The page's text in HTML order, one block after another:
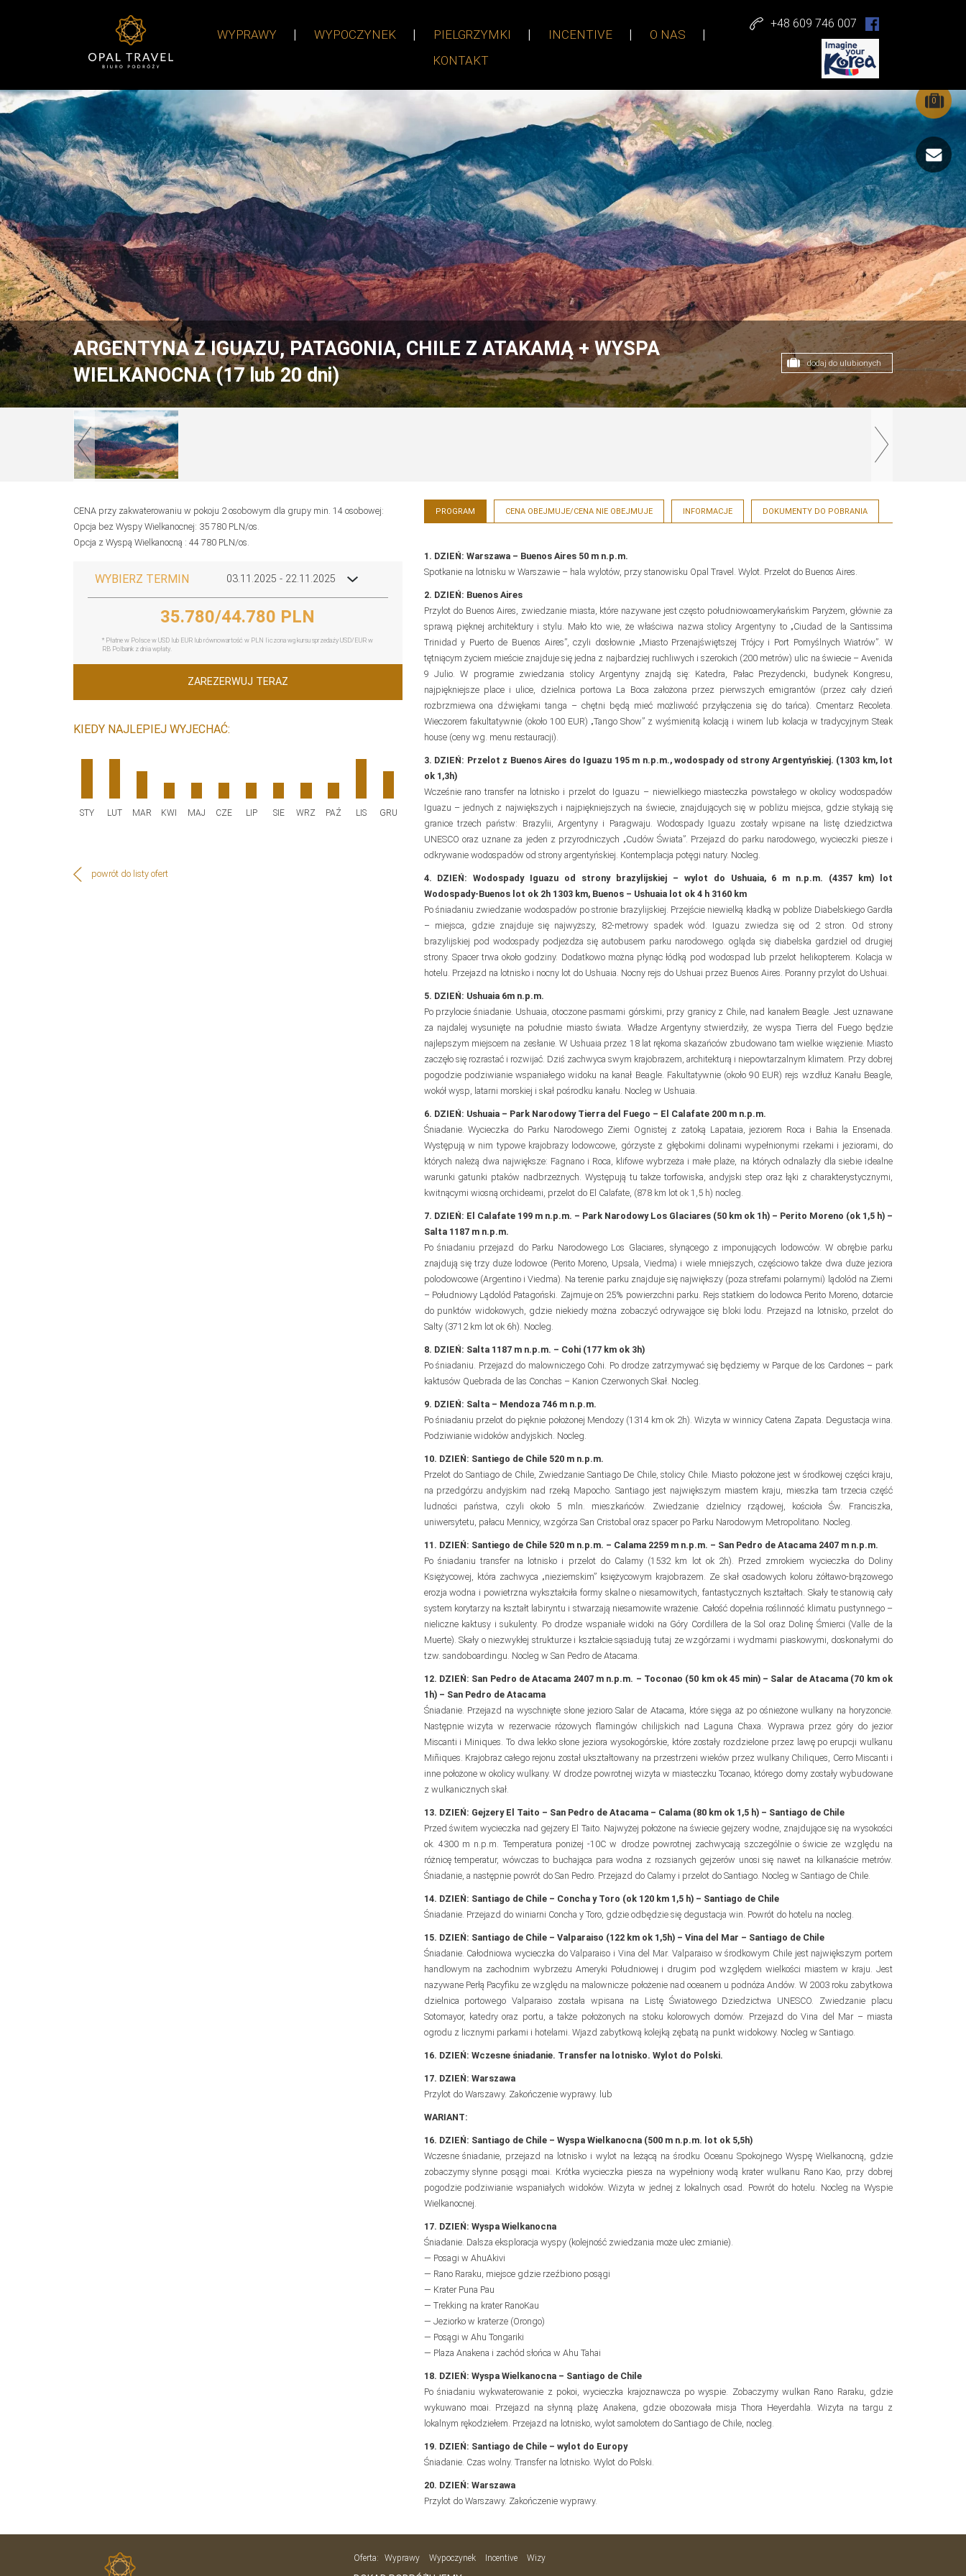
WYPRAWY WYPOCZYNEK PIELGRZYMKI INCENTIVE
O NAS
KONTAKT
+48 609 746 007
0
ARGENTYNA Z IGUAZU, PATAGONIA, CHILE Z ATAKAMĄ + WYSPA
WIELKANOCNA (17 lub 20 dni)
dodaj do ulubionych
CENA przy zakwaterowaniu w pokoju 2 osobowym dla grupy min. 14 osobowej:
Opcja bez Wyspy Wielkanocnej: 35 780 PLN/os.
Opcja z Wyspą Wielkanocną : 44 780 PLN/os.
WYBIERZ TERMIN 03.11.2025 - 22.11.2025
35.780/44.780 PLN
* Płatne w Polsce w USD lub EUR lub równowartość w PLN liczona wg kursu sprzedaży USD/EUR w
RB Polbank z dnia wpłaty.
ZAREZERWUJ TERAZ
KIEDY NAJLEPIEJ WYJECHAĆ:
STY LUT MAR KWI MAJ CZE LIP SIE WRZ PAŹ LIS GRU
powrót do listy ofert
PROGRAM CENA OBEJMUJE/CENA NIE OBEJMUJE INFORMACJE DOKUMENTY DO POBRANIA
1. DZIEŃ: Warszawa – Buenos Aires 50 m n.p.m.
Spotkanie na lotnisku w Warszawie – hala wylotów, przy stanowisku Opal Travel. Wylot. Przelot do Buenos Aires.
2. DZIEŃ: Buenos Aires
Przylot do Buenos Aires, zwiedzanie miasta, które nazywane jest często południowoamerykańskim Paryżem, głównie za
sprawą pięknej architektury i stylu. Mało kto wie, że właściwa nazwa stolicy Argentyny to „Ciudad de la Santissima
Trinidad y Puerto de Buenos Aires”, czyli dosłownie „Miasto Przenajświętszej Trójcy i Port Pomyślnych Wiatrów”. W
tętniącym życiem mieście znajduje się jedna z najbardziej ruchliwych i szerokich (200 metrów) ulic na świecie – Avenida
9 Julio. W programie zwiedzania stolicy Argentyny znajdą się: Katedra, Pałac Prezydencki, budynek Kongresu,
najpiękniejsze place i ulice, dzielnica portowa La Boca założona przez pierwszych emigrantów (przez cały dzień
rozbrzmiewa ona dźwiękami tanga – chętni będą mieć możliwość przyłączenia się do tańca). Cmentarz Recoleta.
Wieczorem fakultatywnie (około 100 EUR) „Tango Show” z wyśmienitą kolacją i winem lub kolacja w tradycyjnym Steak
house (ceny wg. menu restauracji).
3. DZIEŃ: Przelot z Buenos Aires do Iguazu 195 m n.p.m., wodospady od strony Argentyńskiej. (1303 km, lot
ok 1,3h)
Wcześnie rano transfer na lotnisko i przelot do Iguazu – niewielkiego miasteczka powstałego w okolicy wodospadów
Iguazu – jednych z największych i najpiękniejszych na świecie, znajdujących się w pobliżu miejsca, gdzie stykają się
granice trzech państw: Brazylii, Argentyny i Paragwaju. Wodospady Iguazu zostały wpisane na listę dziedzictwa
UNESCO oraz uznane za jeden z przyrodniczych „Cudów Świata”. Przejazd do parku narodowego, wycieczki piesze i
odkrywanie wodospadów od strony argentyńskiej. Kontemplacja potęgi natury. Nocleg.
4. DZIEŃ: Wodospady Iguazu od strony brazylijskiej – wylot do Ushuaia, 6 m n.p.m. (4357 km) lot
Wodospady-Buenos lot ok 2h 1303 km, Buenos – Ushuaia lot ok 4 h 3160 km
Po śniadaniu zwiedzanie wodospadów po stronie brazylijskiej. Przejście niewielką kładką w pobliże Diabelskiego Gardła
– miejsca, gdzie znajduje się najwyższy, 82-metrowy spadek wód. Iguazu zwiedza się od 2 stron. Od strony
brazylijskiej pod wodospady podjeżdża się autobusem parku narodowego. ogląda się diabelska gardziel od drugiej
strony. Spacer trwa około godziny. Dodatkowo można płynąc łódką pod wodospad lub przelot helikopterem. Kolacja w
hotelu. Przejazd na lotnisko i nocny lot do Ushuaia. Nocny rejs do Ushuai przez Buenos Aires. Poranny przylot do Ushuai.
5. DZIEŃ: Ushuaia 6m n.p.m.
Po przylocie śniadanie. Ushuaia, otoczone pasmami górskimi, przy granicy z Chile, nad kanałem Beagle. Jest uznawane
za najdalej wysunięte na południe miasto świata. Władze Argentyny stwierdziły, że wyspa Tierra del Fuego będzie
najlepszym miejscem na zesłanie. W Ushuaia przez 18 lat rękoma skazańców zbudowano tam wielkie więzienie. Miasto
zaczęło się rozrastać i rozwijać. Dziś zachwyca swym krajobrazem, architekturą i niepowtarzalnym klimatem. Przy dobrej
pogodzie podziwianie wspaniałego widoku na kanał Beagle. Fakultatywnie (około 90 EUR) rejs wzdłuż Kanału Beagle,
wokół wysp, latarni morskiej i skał pośrodku kanału. Nocleg w Ushuaia.
6. DZIEŃ: Ushuaia – Park Narodowy Tierra del Fuego – El Calafate 200 m n.p.m.
Śniadanie. Wycieczka do Parku Narodowego Ziemi Ognistej z zatoką Lapataia, jeziorem Roca i Bahia la Ensenada.
Występują w nim typowe krajobrazy lodowcowe, górzyste z głębokimi dolinami wypełnionymi rzekami i jeziorami, do
których należą dwa największe: Fagnano i Roca, klifowe wybrzeża i małe plaże, na których odnalazły dla siebie idealne
warunki gatunki ptaków nadbrzeżnych. Występują tu także torfowiska, andyjski step oraz łąki z charakterystycznymi,
kwitnącymi wiosną orchideami, przelot do El Calafate, (878 km lot ok 1,5 h) nocleg.
7. DZIEŃ: El Calafate 199 m n.p.m. – Park Narodowy Los Glaciares (50 km ok 1h) – Perito Moreno (ok 1,5 h) –
Salta 1187 m n.p.m.
Po śniadaniu przejazd do Parku Narodowego Los Glaciares, słynącego z imponujących lodowców. W obrębie parku
znajdują się trzy duże lodowce (Perito Moreno, Upsala, Viedma) i wiele mniejszych, częściowo także dwa duże jeziora
polodowcowe (Argentino i Viedma). Na terenie parku znajduje się największy (poza strefami polarnymi) lądolód na Ziemi
– Południowy Lądolód Patagoński. Zajmuje on 25% powierzchni parku. Rejs statkiem do lodowca Perito Moreno, dotarcie
do punktów widokowych, gdzie niekiedy można zobaczyć odrywające się bloki lodu. Przejazd na lotnisko, przelot do
Salty (3712 km lot ok 6h). Nocleg.
8. DZIEŃ: Salta 1187 m n.p.m. – Cohi (177 km ok 3h)
Po śniadaniu. Przejazd do malowniczego Cohi. Po drodze zatrzymywać się będziemy w Parque de los Cardones – park
kaktusów Quebrada de las Conchas – Kanion Czerwonych Skał. Nocleg.
9. DZIEŃ: Salta – Mendoza 746 m n.p.m.
Po śniadaniu przelot do pięknie położonej Mendozy (1314 km ok 2h). Wizyta w winnicy Catena Zapata. Degustacja wina.
Podziwianie widoków andyjskich. Nocleg.
10. DZIEŃ: Santiego de Chile 520 m n.p.m.
Przelot do Santiago de Chile, Zwiedzanie Santiago De Chile, stolicy Chile. Miasto położone jest w środkowej części kraju,
na przedgórzu andyjskim nad rzeką Mapocho. Santiago jest największym miastem kraju, mieszka tam trzecia część
ludności państwa, czyli około 5 mln. mieszkańców. Zwiedzanie dzielnicy rządowej, kościoła Św. Franciszka,
uniwersytetu, pałacu Mennicy, wzgórza San Cristobal oraz spacer po Parku Narodowym Metropolitano. Nocleg.
11. DZIEŃ: Santiego de Chile 520 m n.p.m. – Calama 2259 m n.p.m. – San Pedro de Atacama 2407 m n.p.m.
Po śniadaniu transfer na lotnisko i przelot do Calamy (1532 km lot ok 2h). Przed zmrokiem wycieczka do Doliny
Księżycowej, która zachwyca „nieziemskim” księżycowym krajobrazem. Ze skał osadowych koloru żółtawo-brązowego
erozja wodna i powietrzna wykształciła formy skalne o niesamowitych, fantastycznych kształtach. Skały te stanowią cały
system korytarzy na kształt labiryntu i stwarzają niesamowite wrażenie. Całość dopełnia roślinność klimatu pustynnego –
nieliczne kaktusy i sukulenty. Po drodze wspaniałe widoki na Góry Cordillera de la Sol oraz Dolinę Śmierci (Valle de la
Muerte). Skały o niezwykłej strukturze i kształcie sąsiadują tutaj ze wzgórzami i wydmami piaskowymi, doskonałymi do
tzw. sandoboardingu. Nocleg w San Pedro de Atacama.
12. DZIEŃ: San Pedro de Atacama 2407 m n.p.m. – Toconao (50 km ok 45 min) – Salar de Atacama (70 km ok
1h) – San Pedro de Atacama
Śniadanie. Przejazd na wyschnięte słone jezioro Salar de Atacama, które sięga aż po ośnieżone wulkany na horyzoncie.
Następnie wizyta w rezerwacie różowych flamingów chilijskich nad Laguna Chaxa. Wyprawa przez góry do jezior
Miscanti i Miniques. To dwa lekko słone jeziora wysokogórskie, które zostały rozdzielone przez lawę po erupcji wulkanu
Miñiques. Krajobraz całego rejonu został ukształtowany na przestrzeni wieków przez wulkany Chiliques, Cerro Miscanti i
inne położone w okolicy wulkany. W drodze powrotnej wizyta w miasteczku Tocanao, którego domy zostały wybudowane
z wulkanicznych skał.
13. DZIEŃ: Gejzery El Taito – San Pedro de Atacama – Calama (80 km ok 1,5 h) – Santiago de Chile
Przed świtem wycieczka nad gejzery El Taito. Najwyżej położone na świecie gejzery wodne, znajdujące się na wysokości
ok. 4300 m n.p.m. Temperatura poniżej -10C w drodze powrotnej zachwycają szczególnie o świcie ze względu na
różnicę temperatur, wówczas to buchająca para wodna z rozsianych gejzerów unosi się nawet na kilkanaście metrów.
Śniadanie, a następnie powrót do San Pedro. Przejazd do Calamy i przelot do Santiago. Nocleg w Santiago de Chile.
14. DZIEŃ: Santiago de Chile – Concha y Toro (ok 120 km 1,5 h) – Santiago de Chile
Śniadanie. Przejazd do winiarni Concha y Toro, gdzie odbędzie się degustacja win. Powrót do hotelu na nocleg.
15. DZIEŃ: Santiago de Chile – Valparaiso (122 km ok 1,5h) – Vina del Mar – Santiago de Chile
Śniadanie. Całodniowa wycieczka do Valparaiso i Vina del Mar. Valparaiso w środkowym Chile jest największym portem
handlowym na zachodnim wybrzeżu Ameryki Południowej i drugim pod względem wielkości miastem w kraju. Jest
nazywane Perłą Pacyfiku ze względu na malownicze położenie nad oceanem u podnóża Andów. W 2003 roku zabytkowa
dzielnica portowego Valparaiso została wpisana na Listę Światowego Dziedzictwa UNESCO. Zwiedzanie placu
Sotomayor, katedry oraz portu, a także położonych na stoku kolorowych domów. Przejazd do Vina del Mar – miasta
ogrodu z licznymi parkami i hotelami. Wjazd zabytkową kolejką zębatą na punkt widokowy. Nocleg w Santiago.
16. DZIEŃ: Wczesne śniadanie. Transfer na lotnisko. Wylot do Polski.
17. DZIEŃ: Warszawa
Przylot do Warszawy. Zakończenie wyprawy. lub
WARIANT:
16. DZIEŃ: Santiago de Chile – Wyspa Wielkanocna (500 m n.p.m. lot ok 5,5h)
Wczesne śniadanie, przejazd na lotnisko i wylot na leżącą na środku Oceanu Spokojnego Wyspę Wielkanocną, gdzie
zobaczymy słynne posągi moai. Krótka wycieczka piesza na wypełniony wodą krater wulkanu Rano Kao, przy dobrej
pogodzie podziwianie wspaniałych widoków. Wizyta w jednej z lokalnych osad. Powrót do hotelu. Nocleg na Wyspie
Wielkanocnej.
17. DZIEŃ: Wyspa Wielkanocna
Śniadanie. Dalsza eksploracja wyspy (kolejność zwiedzania może ulec zmianie).
— Posagi w AhuAkivi
— Rano Raraku, miejsce gdzie rzeźbiono posągi
— Krater Puna Pau
— Trekking na krater RanoKau
— Jeziorko w kraterze (Orongo)
— Posągi w Ahu Tongariki
— Plaza Anakena i zachód słońca w Ahu Tahai
18. DZIEŃ: Wyspa Wielkanocna – Santiago de Chile
Po śniadaniu wykwaterowanie z pokoi, wycieczka krajoznawcza po wyspie. Zobaczymy wulkan Rano Raraku, gdzie
wykuwano moai. Przejazd na słynną plażę Anakena, gdzie obozowała misja Thora Heyerdahla. Wizyta na targu z
lokalnym rękodziełem. Przejazd na lotnisko, wylot samolotem do Santiago de Chile, nocleg.
19. DZIEŃ: Santiago de Chile – wylot do Europy
Śniadanie. Czas wolny. Transfer na lotnisko. Wylot do Polski.
20. DZIEŃ: Warszawa
Przylot do Warszawy. Zakończenie wyprawy.
Oferta: Wyprawy Wypoczynek Incentive Wizy